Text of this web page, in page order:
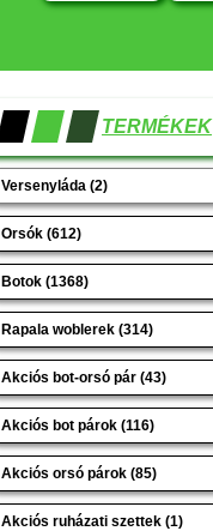
TERMÉKEK
Versenyláda (2)
Orsók (612)
Botok (1368)
Rapala woblerek (314)
Akciós bot-orsó pár (43)
Akciós bot párok (116)
Akciós orsó párok (85)
Akciós ruházati szettek (1)